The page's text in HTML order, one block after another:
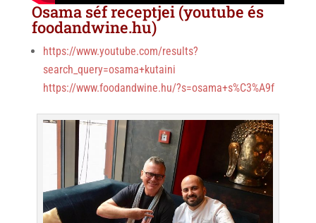
Osama séf receptjei (youtube és
foodandwine.hu)
https://www.youtube.com/results?
search_query=osama+kutaini
https://www.foodandwine.hu/?s=osama+s%C3%A9f